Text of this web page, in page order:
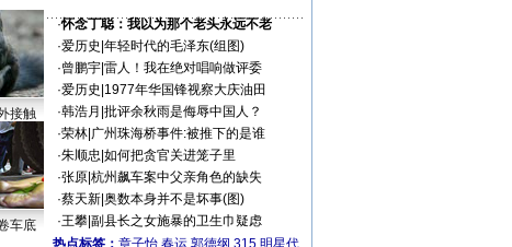
接触
车底
·怀念丁聪：我以为那个老头永远不老
·爱历史 年轻时代的毛泽东(组图)
·曾鹏宇| 雷人！我在绝对唱响做评委
·爱历史 1977年华国锋视察大庆油田
·韩浩月 批评余秋雨是侮辱中国人？
·荣林| 广州珠海桥事件:被推下的是谁
·朱顺忠 如何把贪官关进笼子里
·张原| 杭州飙车案中父亲角色的缺失
·蔡天新| 奥数本身并不是坏事(图)
·王攀| 副县长之女施暴的卫生巾疑虑
热点标签： 章子怡 春运 郭德纲 315 明星代